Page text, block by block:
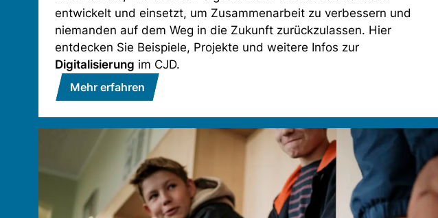
entwickelt und einsetzt, um Zusammenarbeit zu verbessern und
niemanden auf dem Weg in die Zukunft zurückzulassen. Hier
entdecken Sie Beispiele, Projekte und weitere Infos zur
Digitalisierung im CJD.
Mehr erfahren